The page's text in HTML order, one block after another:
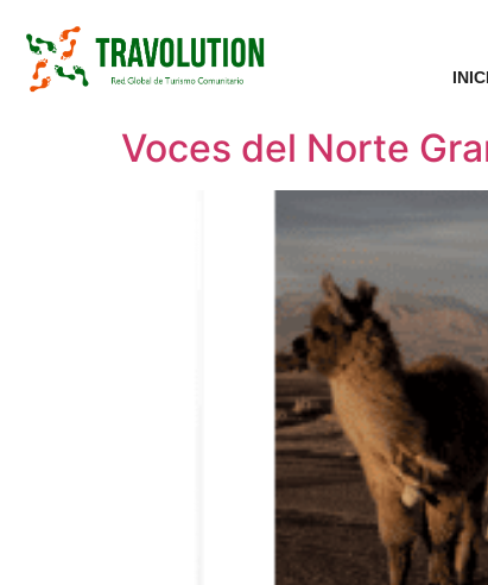
Voces del Norte